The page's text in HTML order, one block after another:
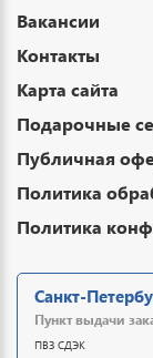
Вакансии
Контакты
Карта сайта
Подарочные
Публичная
Политика
Политика
Санкт-
Пункт выдачи
ПВЗ СДЭК